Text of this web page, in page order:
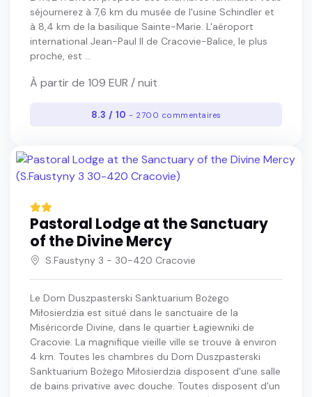
séjournerez à 7,6 km du musée de l'usine Schindler et
à 8,4 km de la basilique Sainte-Marie. L'aéroport
international Jean-Paul II de Cracovie-Balice, le plus
proche, est ...
À partir de 109 EUR / nuit
8.3 / 10 - 2700 commentaires
Pastoral Lodge at the Sanctuary
of the Divine Mercy
S.Faustyny 3 - 30-420 Cracovie
Le Dom Duszpasterski Sanktuarium Bożego
Miłosierdzia est situé dans le sanctuaire de la
Miséricorde Divine, dans le quartier Łagiewniki de
Cracovie. La magnifique vieille ville se trouve à environ
4 km. Toutes les chambres du Dom Duszpasterski
Sanktuarium Bożego Miłosierdzia disposent d'une salle
de bains privative avec douche. Toutes disposent d'un